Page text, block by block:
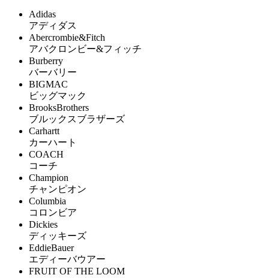
Adidas
アディダス
Abercrombie&Fitch
アバクロンビー&フィッチ
Burberry
バーバリー
BIGMAC
ビッグマック
BrooksBrothers
ブルックスブラザーズ
Carhartt
カーハート
COACH
コーチ
Champion
チャンピオン
Columbia
コロンビア
Dickies
ディッキーズ
EddieBauer
エディーバウアー
FRUIT OF THE LOOM